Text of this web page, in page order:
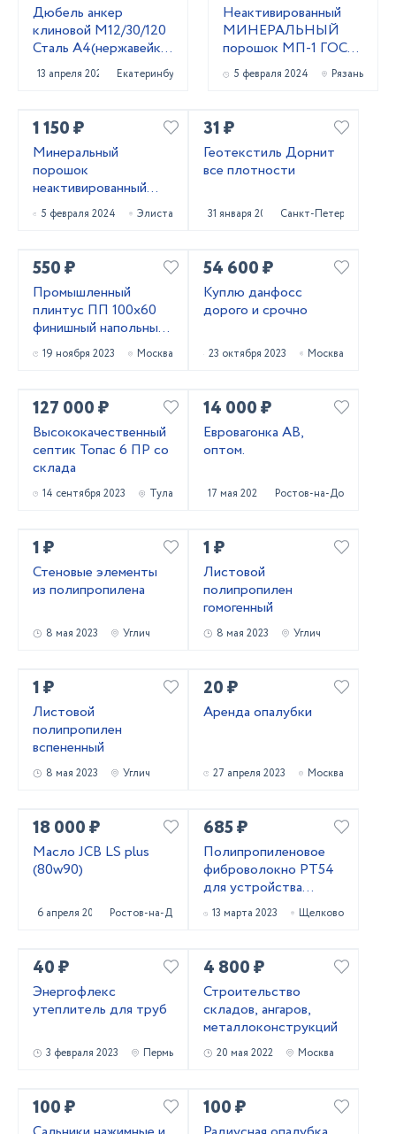
Дюбель анкер
клиновой М12/30/120
Сталь А4(нержавейка)
Фирма WURTH
13 апреля 2024 Екатеринбург
Неактивированный
МИНЕРАЛЬНЫЙ
порошок МП-1 ГОСТ
52129-03 и МП-2
ГОСТ 32761-14
5 февраля 2024 Рязань
1 150 ₽
Минеральный
порошок
неактивированный
МП-1 ГОСТ 52129-03
и МП-2 ГОСТ 32761-
5 февраля 2024 Элиста
31 ₽
Геотекстиль Дорнит
все плотности
31 января 2024 Санкт-Петербург
550 ₽
Промышленный
плинтус ПП 100х60
финишный напольный
из ПВХ
19 ноября 2023 Москва
54 600 ₽
Куплю данфосс
дорого и срочно
23 октября 2023 Москва
127 000 ₽
Высококачественный
септик Топас 6 ПР со
склада
14 сентября 2023 Тула
14 000 ₽
Евровагонка АВ,
оптом.
17 мая 2023 Ростов-на-Дону
1 ₽
Стеновые элементы
из полипропилена
8 мая 2023 Углич
1 ₽
Листовой
полипропилен
гомогенный
8 мая 2023 Углич
1 ₽
Листовой
полипропилен
вспененный
8 мая 2023 Углич
20 ₽
Аренда опалубки
27 апреля 2023 Москва
18 000 ₽
Масло JCB LS plus
(80w90)
6 апреля 2023 Ростов-на-Дону
685 ₽
Полипропиленовое
фиброволокно РТ54
для устройства
паркингов со склада в
Москве
13 марта 2023 Щелково
40 ₽
Энергофлекс
утеплитель для труб
3 февраля 2023 Пермь
4 800 ₽
Строительство
складов, ангаров,
металлоконструкций
20 мая 2022 Москва
100 ₽ 100 ₽